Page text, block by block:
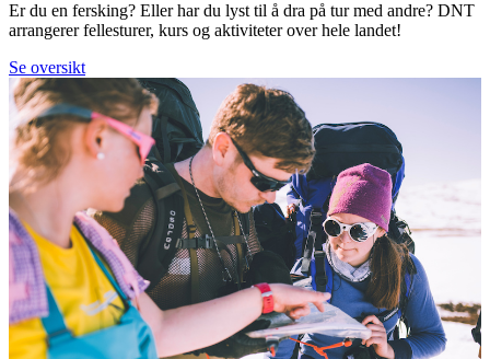
Er du en fersking? Eller har du lyst til å dra på tur med andre? DNT
arrangerer fellesturer, kurs og aktiviteter over hele landet!
Se oversikt